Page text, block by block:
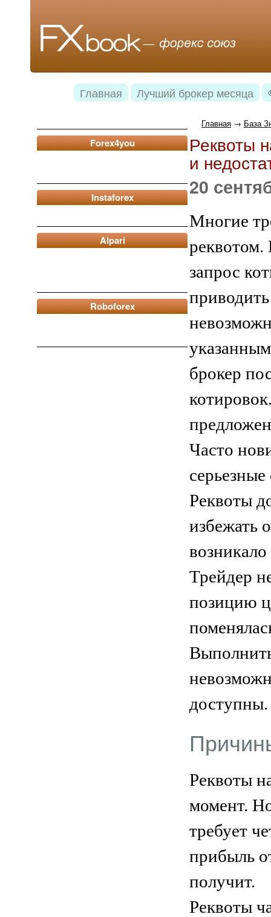
Главная Лучший брокер месяца
Forex4you
Instaforex
Alpari
Roboforex
Главная → База
Реквоты
и
20
Многие
реквотом.
запрос
брокер
Часто
Реквоты
избежать
Трейдер
позицию
Реквоты
момент.
требует
прибыль
получит.
Реквоты